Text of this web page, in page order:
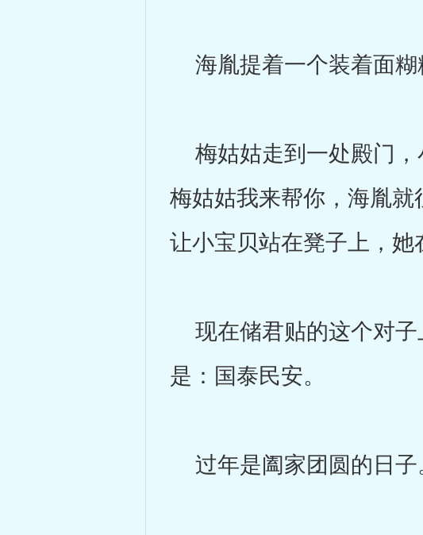
海胤提着一个装着面糊
梅姑姑走到一处殿门，
梅姑姑我来帮你，海胤就
让小宝贝站在凳子上，她
现在储君贴的这个对子
是：国泰民安。
过年是阖家团圆的日子